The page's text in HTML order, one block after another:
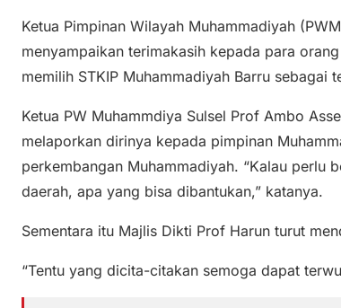
Ketua Pimpinan Wilayah Muhammadiyah
menyampaikan terimakasih kepada para
memilih STKIP Muhammadiyah Barru sebagai
Ketua PW Muhammdiya Sulsel Prof Ambo
melaporkan dirinya kepada pimpinan
perkembangan Muhammadiyah. “Kalau perlu
daerah, apa yang bisa dibantukan,” katanya.
Sementara itu Majlis Dikti Prof Harun turut
“Tentu yang dicita-citakan semoga dapat